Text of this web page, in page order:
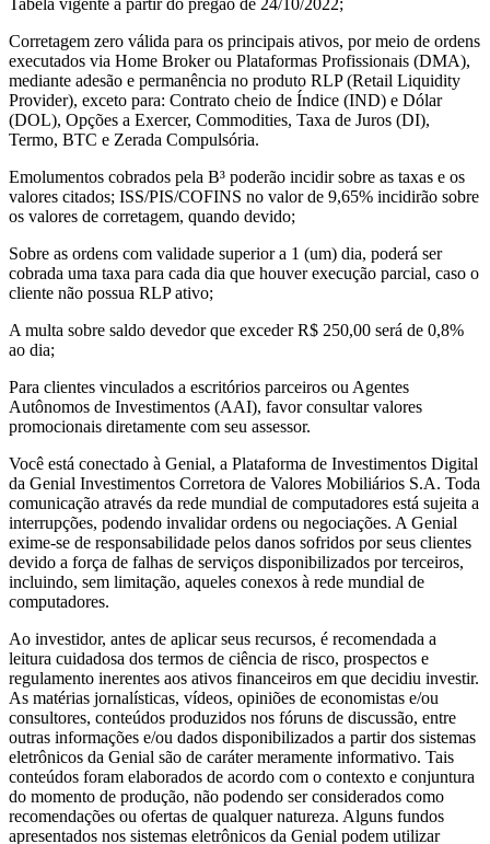
Tabela vigente a partir do pregão de 24/10/2022;
Corretagem zero válida para os principais ativos, por meio de ordens
executados via Home Broker ou Plataformas Profissionais (DMA),
mediante adesão e permanência no produto RLP (Retail Liquidity
Provider), exceto para: Contrato cheio de Índice (IND) e Dólar
(DOL), Opções a Exercer, Commodities, Taxa de Juros (DI),
Termo, BTC e Zerada Compulsória.
Emolumentos cobrados pela B³ poderão incidir sobre as taxas e os
valores citados; ISS/PIS/COFINS no valor de 9,65% incidirão sobre
os valores de corretagem, quando devido;
Sobre as ordens com validade superior a 1 (um) dia, poderá ser
cobrada uma taxa para cada dia que houver execução parcial, caso o
cliente não possua RLP ativo;
A multa sobre saldo devedor que exceder R$ 250,00 será de 0,8%
ao dia;
Para clientes vinculados a escritórios parceiros ou Agentes
Autônomos de Investimentos (AAI), favor consultar valores
promocionais diretamente com seu assessor.
Você está conectado à Genial, a Plataforma de Investimentos Digital
da Genial Investimentos Corretora de Valores Mobiliários S.A. Toda
comunicação através da rede mundial de computadores está sujeita a
interrupções, podendo invalidar ordens ou negociações. A Genial
exime-se de responsabilidade pelos danos sofridos por seus clientes
devido a força de falhas de serviços disponibilizados por terceiros,
incluindo, sem limitação, aqueles conexos à rede mundial de
computadores.
Ao investidor, antes de aplicar seus recursos, é recomendada a
leitura cuidadosa dos termos de ciência de risco, prospectos e
regulamento inerentes aos ativos financeiros em que decidiu investir.
As matérias jornalísticas, vídeos, opiniões de economistas e/ou
consultores, conteúdos produzidos nos fóruns de discussão, entre
outras informações e/ou dados disponibilizados a partir dos sistemas
eletrônicos da Genial são de caráter meramente informativo. Tais
conteúdos foram elaborados de acordo com o contexto e conjuntura
do momento de produção, não podendo ser considerados como
recomendações ou ofertas de qualquer natureza. Alguns fundos
apresentados nos sistemas eletrônicos da Genial podem utilizar